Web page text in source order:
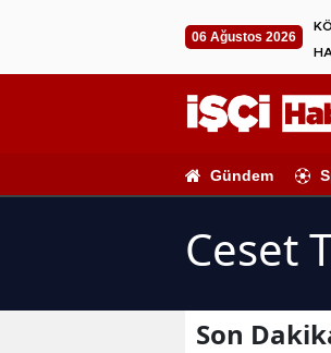
06 Ağustos 2026
Gündem
Ceset
Son